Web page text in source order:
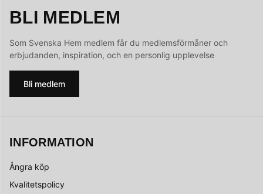
BLI MEDLEM
Som Svenska Hem medlem får du medlemsförmåner och
erbjudanden, inspiration, och en personlig upplevelse
Bli medlem
INFORMATION
Ångra köp
Kvalitetspolicy